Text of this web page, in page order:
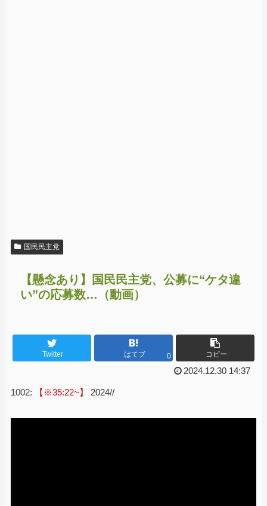
国民民主党
【懸念あり】国民民主党、公募に“ケタ違
い”の応募数…（動画）
Twitter はてブ 0 コピー
2024.12.30 14:37
1002: 【※35:22~】 2024//